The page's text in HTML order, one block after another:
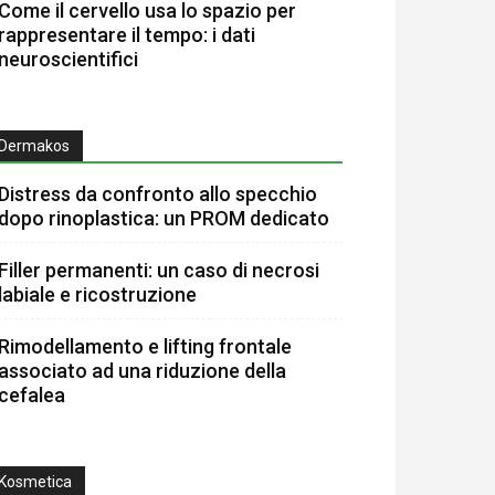
il cervello usa lo spazio per
il tempo: i dati
da confronto allo specchio
rinoplastica: un PROM dedicato
permanenti: un caso di necrosi
e ricostruzione
e lifting frontale
ad una riduzione della